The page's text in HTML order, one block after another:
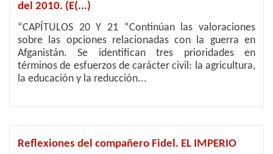
del 2010. (E(...)
“CAPÍTULOS 20 Y 21 “Continúan las valoraciones
sobre las opciones relacionadas con la guerra en
Afganistán. Se identifican tres prioridades en
términos de esfuerzos de carácter civil: la agricultura,
la educación y la reducción...
Reflexiones del compañero Fidel. EL IMPERIO